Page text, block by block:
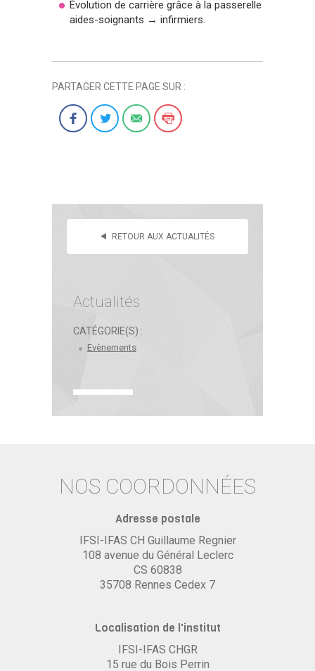
Évolution de carrière grâce à la passerelle
aides-soignants → infirmiers.
PARTAGER CETTE PAGE SUR :
RETOUR AUX ACTUALITÉS
Actualités
CATÉGORIE(S) :
Evènements
NOS COORDONNÉES
Adresse postale
IFSI-IFAS CH Guillaume Regnier
108 avenue du Général Leclerc
CS 60838
35708 Rennes Cedex 7
Localisation de l'institut
IFSI-IFAS CHGR
15 rue du Bois Perrin